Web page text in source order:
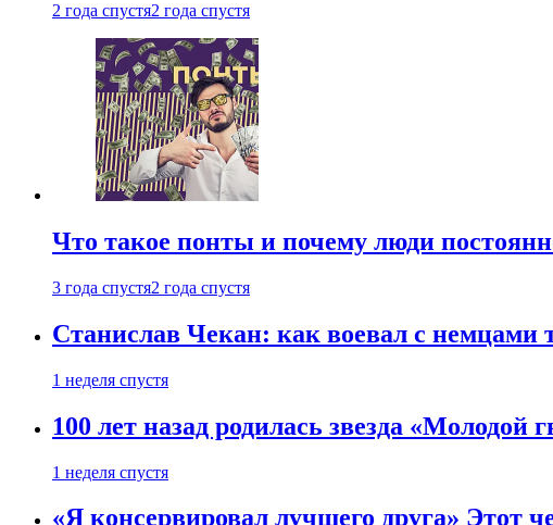
2 года спустя2 года спустя
Что такое понты и почему люди
3 года спустя2 года спустя
Станислав Чекан: как воевал с немцами
1 неделя спустя
100 лет назад родилась звезда
1 неделя спустя
«Я консервировал лучшего друга» Этот